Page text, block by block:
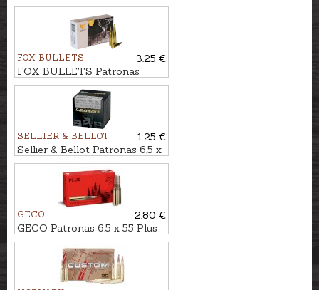
FOX BULLETS
3.25 €
FOX BULLETS Patronas
6,5x55 8,0g - bezsvina
SELLIER & BELLOT
1.25 €
Sellier & Bellot Patronas 6,5 x
55 FMJ 9,1g
GECO
2.80 €
GECO Patronas 6,5 x 55 Plus
10,1g